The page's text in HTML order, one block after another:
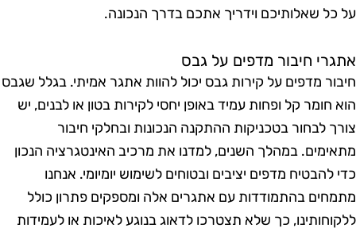
כל שאלותיכם וידריך אתכם בדרך הנכונה.
חיבור מדפים על גבס
מדפים על קירות גבס יכול להוות אתגר אמיתי. בגלל שגבס
חומר קל ופחות עמיד באופן יחסי לקירות בטון או לבנים, יש
לבחור בטכניקות ההתקנה הנכונות ובחלקי חיבור
במהלך השנים, למדנו את מרכיב האינטגרציה הנכון
להבטיח מדפים יציבים ובטוחים לשימוש יומיומי. אנחנו
בהתמודדות עם אתגרים אלה ומספקים פתרון כולל
כך שלא תצטרכו לדאוג בנוגע לאיכות או לעמידות